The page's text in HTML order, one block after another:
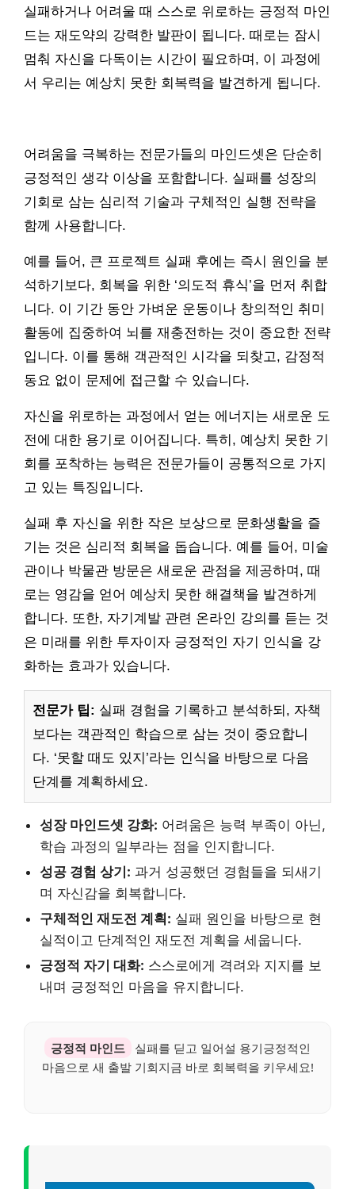
실패하거나 어려울 때 스스로 위로하는 긍정적 마인
드는 재도약의 강력한 발판이 됩니다. 때로는 잠시
멈춰 자신을 다독이는 시간이 필요하며, 이 과정에
서 우리는 예상치 못한 회복력을 발견하게 됩니다.
어려움을 극복하는 전문가들의 마인드셋은 단순히
긍정적인 생각 이상을 포함합니다. 실패를 성장의
기회로 삼는 심리적 기술과 구체적인 실행 전략을
함께 사용합니다.
예를 들어, 큰 프로젝트 실패 후에는 즉시 원인을 분
석하기보다, 회복을 위한 ‘의도적 휴식’을 먼저 취합
니다. 이 기간 동안 가벼운 운동이나 창의적인 취미
활동에 집중하여 뇌를 재충전하는 것이 중요한 전략
입니다. 이를 통해 객관적인 시각을 되찾고, 감정적
동요 없이 문제에 접근할 수 있습니다.
자신을 위로하는 과정에서 얻는 에너지는 새로운 도
전에 대한 용기로 이어집니다. 특히, 예상치 못한 기
회를 포착하는 능력은 전문가들이 공통적으로 가지
고 있는 특징입니다.
실패 후 자신을 위한 작은 보상으로 문화생활을 즐
기는 것은 심리적 회복을 돕습니다. 예를 들어, 미술
관이나 박물관 방문은 새로운 관점을 제공하며, 때
로는 영감을 얻어 예상치 못한 해결책을 발견하게
합니다. 또한, 자기계발 관련 온라인 강의를 듣는 것
은 미래를 위한 투자이자 긍정적인 자기 인식을 강
화하는 효과가 있습니다.
전문가 팁: 실패 경험을 기록하고 분석하되, 자책
보다는 객관적인 학습으로 삼는 것이 중요합니
다. ‘못할 때도 있지’라는 인식을 바탕으로 다음
단계를 계획하세요.
성장 마인드셋 강화: 어려움은 능력 부족이 아닌,
학습 과정의 일부라는 점을 인지합니다.
성공 경험 상기: 과거 성공했던 경험들을 되새기
며 자신감을 회복합니다.
구체적인 재도전 계획: 실패 원인을 바탕으로 현
실적이고 단계적인 재도전 계획을 세웁니다.
긍정적 자기 대화: 스스로에게 격려와 지지를 보
내며 긍정적인 마음을 유지합니다.
긍정적 마인드
실패를 딛고 일어설 용기긍정적인
마음으로 새 출발 기회지금 바로 회복력을 키우세요!